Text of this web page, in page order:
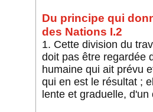
Du principe qui
des Nations I.2
1. Cette division du
doit pas être regardée
humaine qui ait prévu
qui en est le résultat ;
lente et graduelle,